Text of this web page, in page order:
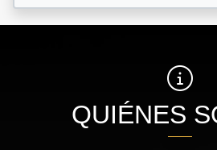
QUIÉNES